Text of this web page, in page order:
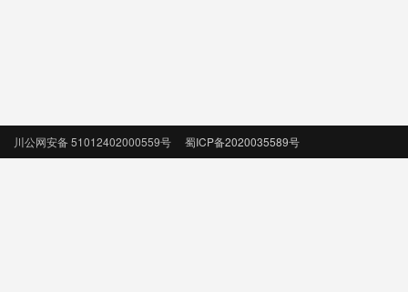
川公网安备 51012402000559号 蜀ICP备2020035589号